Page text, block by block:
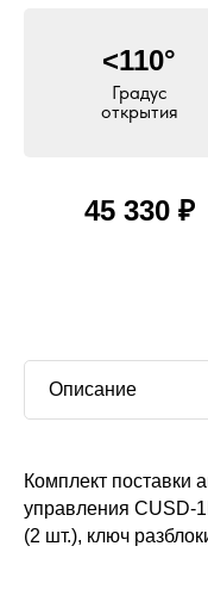
<110°
Градус
открытия
45 330 ₽
Описание
Комплект поставки
управления CUSD-
(2 шт.), ключ
350
компании — и
Опытные
модели с